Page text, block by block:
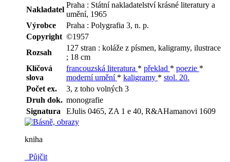
Nakladatel
Praha : Státní nakladatelství krásné literatury a
umění, 1965
Výrobce
Praha : Polygrafia 3, n. p.
Copyright ©1957
Rozsah
127 stran : koláže z písmen, kaligramy, ilustrace
; 18 cm
Klíčová
slova
francouzská literatura * překlad * poezie *
moderní umění * kaligramy * stol. 20.
Počet ex.
3, z toho volných 3
Druh dok. monografie
Signatura
EJulis 0465, ZA 1 e 40, R&AHamanovi 1609
kniha
Půjčit